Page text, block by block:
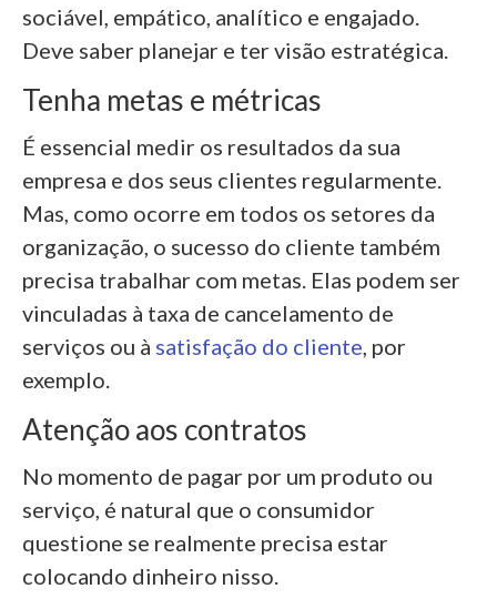
sociável, empático, analítico e engajado.
Deve saber planejar e ter visão estratégica.
Tenha metas e métricas
É essencial medir os resultados da sua
empresa e dos seus clientes regularmente.
Mas, como ocorre em todos os setores da
organização, o sucesso do cliente também
precisa trabalhar com metas. Elas podem ser
vinculadas à taxa de cancelamento de
serviços ou à satisfação do cliente, por
exemplo.
Atenção aos contratos
No momento de pagar por um produto ou
serviço, é natural que o consumidor
questione se realmente precisa estar
colocando dinheiro nisso.